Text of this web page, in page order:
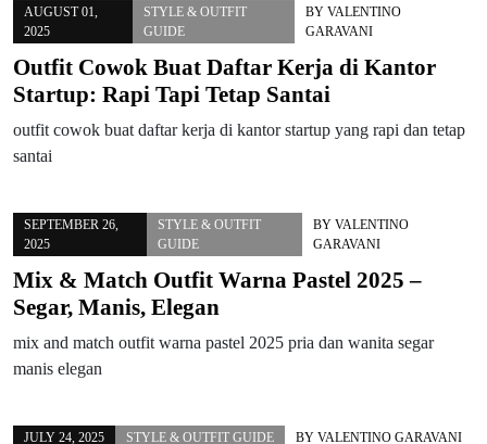
AUGUST 01,
2025
STYLE & OUTFIT
GUIDE
BY VALENTINO
GARAVANI
Outfit Cowok Buat Daftar Kerja di Kantor
Startup: Rapi Tapi Tetap Santai
outfit cowok buat daftar kerja di kantor startup yang rapi dan tetap
santai
SEPTEMBER 26,
2025
STYLE & OUTFIT
GUIDE
BY VALENTINO
GARAVANI
Mix & Match Outfit Warna Pastel 2025 –
Segar, Manis, Elegan
mix and match outfit warna pastel 2025 pria dan wanita segar
manis elegan
JULY 24, 2025 STYLE & OUTFIT GUIDE BY VALENTINO GARAVANI